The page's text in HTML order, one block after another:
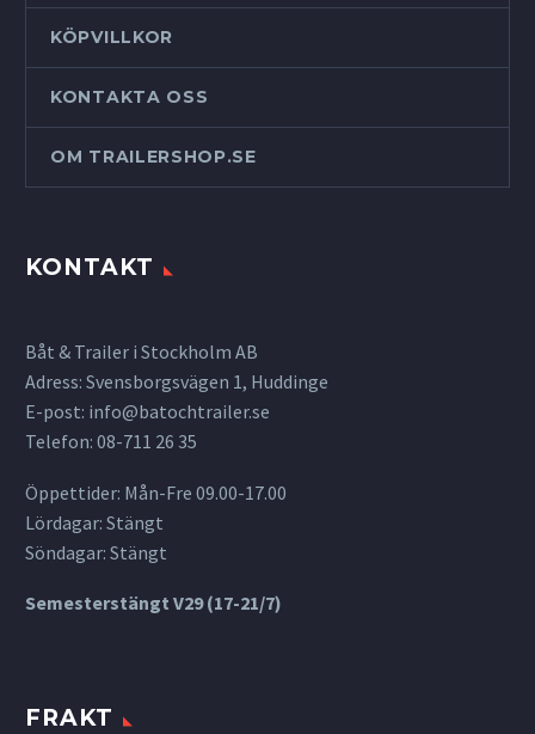
KÖPVILLKOR
KONTAKTA OSS
OM TRAILERSHOP.SE
KONTAKT
Båt & Trailer i Stockholm AB
Adress: Svensborgsvägen 1, Huddinge
E-post: info@batochtrailer.se
Telefon: 08-711 26 35
Öppettider: Mån-Fre 09.00-17.00
Lördagar: Stängt
Söndagar: Stängt
Semesterstängt V29 (17-21/7)
FRAKT